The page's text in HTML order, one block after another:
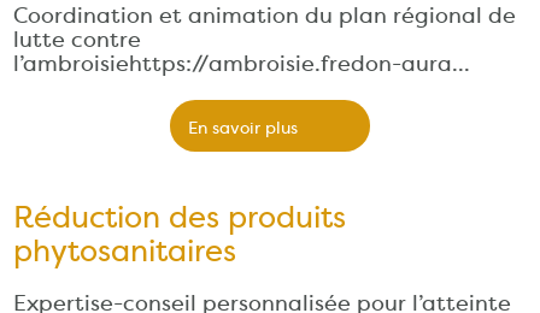
Coordination et animation du plan régional de
lutte contre
l’ambroisiehttps://ambroisie.fredon-aura…
En savoir plus
Réduction des produits
phytosanitaires
Expertise-conseil personnalisée pour l’atteinte